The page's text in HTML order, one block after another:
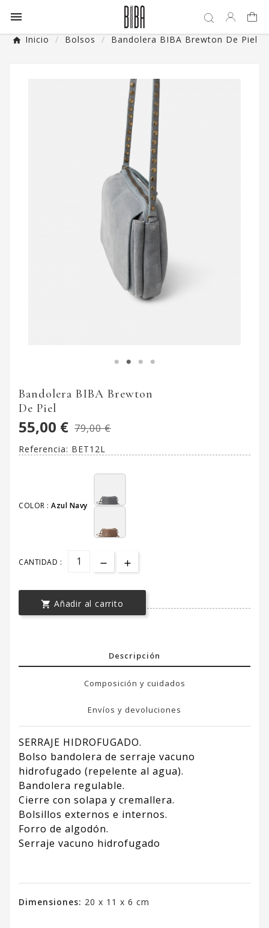

Inicio Bolsos Bandolera BIBA Brewton De Piel
Bandolera BIBA Brewton
De Piel
55,00 € 79,00 €
Referencia: BET12L
COLOR : Azul Navy
CANTIDAD :
 Añadir al carrito
Descripción
Composición y cuidados
Envíos y devoluciones
SERRAJE HIDROFUGADO.
Bolso bandolera de serraje vacuno
hidrofugado (repelente al agua).
Bandolera regulable.
Cierre con solapa y cremallera.
Bolsillos externos e internos.
Forro de algodón.
Serraje vacuno hidrofugado
Dimensiones: 20 x 11 x 6 cm